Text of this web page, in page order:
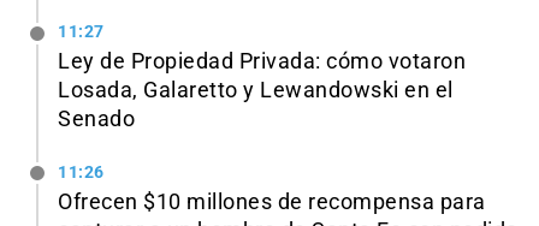
11:27
Ley de Propiedad Privada: cómo votaron
Losada, Galaretto y Lewandowski en el
Senado
11:26
Ofrecen $10 millones de recompensa para